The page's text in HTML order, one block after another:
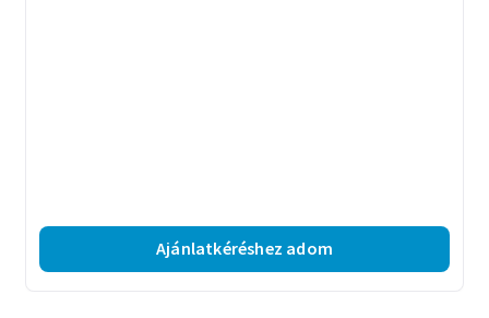
Ajánlatkéréshez adom